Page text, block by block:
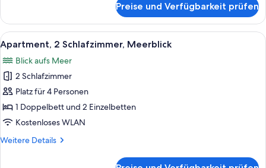
2 Schlafzimmer,
Poolblick
Preise und Verfügbarkeit prüfen
Alle
Fotos
für
Apartment,
2 Schlafzimmer,
Meerblick
anzeigen
Ein Balkon mit Glasgeländer, der
23
Apartment, 2 Schlafzimmer, Meerblick
Blick aufs Meer
2 Schlafzimmer
Platz für 4 Personen
1 Doppelbett und 2 Einzelbetten
Kostenloses WLAN
Weitere Details
Weitere